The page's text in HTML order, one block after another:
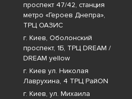
проспект 47/42, станция
метро «Героев Днепра»‎,
ТРЦ ОАЗИС
г. Киев, Оболонский
проспект, 1Б, ТРЦ DREAM /
DREAM yellow
г. Киев ул. Николая
Лаврухина, 4 ТРЦ РайON
г. Киев, ул. Михаила